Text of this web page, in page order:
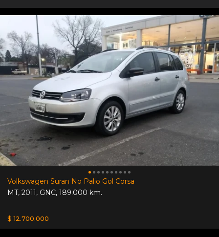
Volkswagen Suran No Palio Gol Corsa
MT, 2011, GNC, 189.000 km.
$ 12.700.000